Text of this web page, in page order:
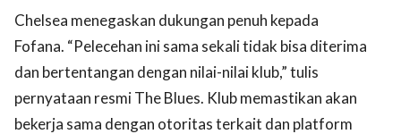
Chelsea menegaskan dukungan penuh kepada
Fofana. “Pelecehan ini sama sekali tidak bisa diterima
dan bertentangan dengan nilai-nilai klub,” tulis
pernyataan resmi The Blues. Klub memastikan akan
bekerja sama dengan otoritas terkait dan platform